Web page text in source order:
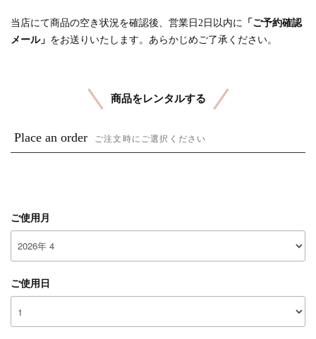
当店にて商品の空き状況を確認後、営業日2日以内に
「ご予約確認
メール」 をお送りいたします。あらかじめご了承ください。
商品をレンタルする
Place an order ご注文時にご選択ください
ご使用月
ご使用日